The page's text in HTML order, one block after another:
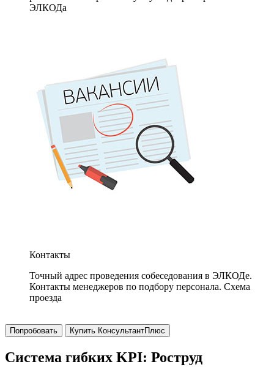
ЭЛКОДа
Контакты
Точный адрес проведения собеседования в ЭЛКОДе.
Контакты менеджеров по подбору персонала. Схема
проезда
Попробовать Купить КонсультантПлюс
Система гибких KPI: Роструд